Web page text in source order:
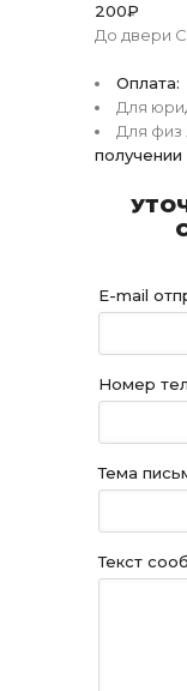
200₽
До двери
Оплата:
Для
Для физ
E-mail
Номер
Тема
Текст